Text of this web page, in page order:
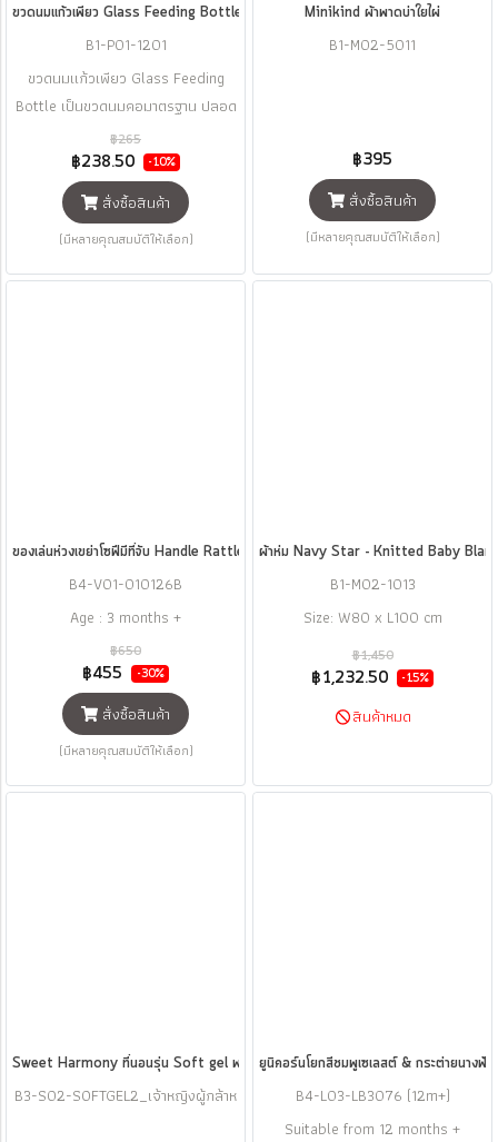
ขวดนมแก้วเพียว Glass Feeding Bottle - Pur
B1-P01-1201
ขวดนมแก้วเพียว Glass Feeding
Bottle เป็นขวดนมคอมาตรฐาน ปลอด
สาร Bisphenol A (BPA free) มา
พร้อมจุกนม Gentle Touch ซึ่งเป็นจุก
นมที่มี "แอร์วาว์ล" เอกสิทธิ์พิเศษ
เฉพาะเพียว ลูกน้อยจึงสามารถดูดนม
ได้อย่างสม่ำเสมอและต่อเนื่อง
฿265
฿238.50 -10%
สั่งซื้อสินค้า
(มีหลายคุณสมบัติให้เลือก)
Minikind ผ้าพาดบ่าใยไผ่
B1-M02-5011
฿395
สั่งซื้อสินค้า
(มีหลายคุณสมบัติให้เลือก)
ของเล่นห่วงเขย่าโซฟีมีที่จับ Handle Rattle - Sophie la girafe®
B4-V01-010126B
Age : 3 months +
฿650
฿455 -30%
สั่งซื้อสินค้า
(มีหลายคุณสมบัติให้เลือก)
ผ้าห่ม Navy Star - Knitted Baby
B1-M02-1013
Size: W80 x L100 cm
฿1,450
฿1,232.50 -15%
สินค้าหมด
Sweet Harmony ที่นอนรุ่น Soft gel พร้อมหมอน+ผ้าห่ม ขนาด 75x130 cm (ราคา
B3-S02-SOFTGEL2_เจ้าหญิงผู้กล้าห
ยูนิคอร์นโยกสีชมพูเซเลสต์ & กระต่ายนา
B4-L03-LB3076 (12m+)
Suitable from 12 months +